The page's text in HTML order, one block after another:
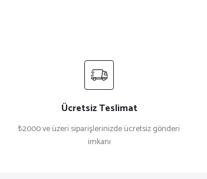
Ücretsiz Teslimat
₺2000 ve üzeri siparişlerinizde ücretsiz gönderi
imkanı